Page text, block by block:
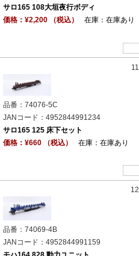
サロ165 108大垣夜行ボディ
価格：¥2,200 （税込）
在庫：在庫あり
11
品番：74076-5C
JANコード：4952844991234
サロ165 125 床下セット
価格：¥660 （税込）
在庫：在庫あり
12
品番：74069-4B
JANコード：4952844991159